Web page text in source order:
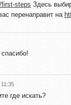
steps Здесь
перенаправит на
спасибо!
где искать?